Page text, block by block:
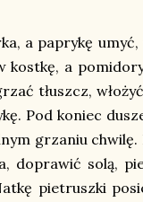
a paprykę
kostkę, a
tłuszcz,
Pod koniec
grzaniu
doprawić solą,
pietruszki